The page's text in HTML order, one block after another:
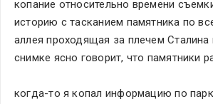
копание относительно времени
историю с тасканием памятника по
аллея проходящая за плечем Сталина
снимке ясно говорит, что памятники
когда-то я копал информацию по